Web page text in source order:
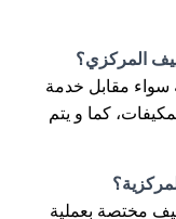
المركزي؟
سواء مقابل خدمة
كما و يتم
مختصة بعملية